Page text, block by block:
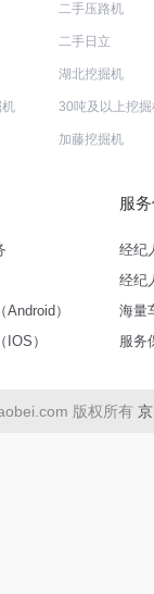
二手压路机
二手日立
湖北挖掘机
30吨及以上挖
加藤挖掘机
）
）
服
经纪
经纪
海量
服务
版权所有